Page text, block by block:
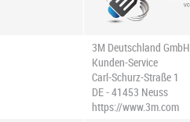
3M Deutschland GmbH
Kunden-Service
Carl-Schurz-Straße 1
DE - 41453 Neuss
https://www.3m.com